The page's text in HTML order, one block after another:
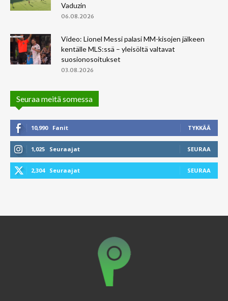
Vaduzin
06.08.2026
Video: Lionel Messi palasi MM-kisojen jälkeen
kentälle MLS:ssä – yleisöltä valtavat
suosionosoitukset
03.08.2026
Seuraa meitä somessa
10,990 Fanit TYKKÄÄ
1,025 Seuraajat SEURAA
2,304 Seuraajat SEURAA